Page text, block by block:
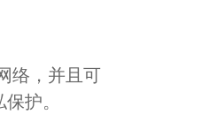
络，并且可
护。